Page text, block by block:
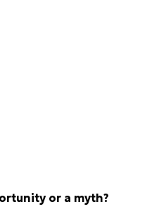
or a myth?